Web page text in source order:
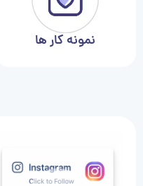
نمونه کار ها